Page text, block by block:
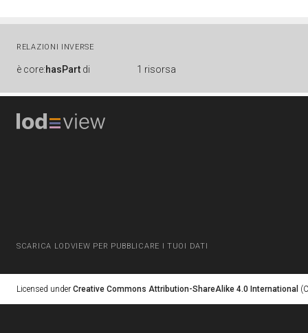
RELAZIONI INVERSE
è core:hasPart di 1 risorsa
SCARICA LODVIEW PER PUBBLICARE I TUOI DATI
Licensed under Creative Commons Attribution-ShareAlike 4.0 International